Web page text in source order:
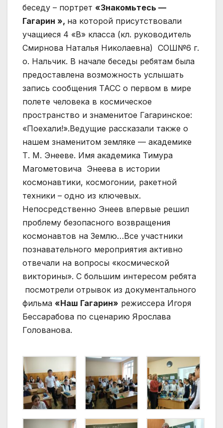
беседу – портрет «Знакомьтесь —
Гагарин », на которой присутствовали
учащиеся 4 «В» класса (кл. руководитель
Смирнова Наталья Николаевна) СОШ№6 г.
о. Нальчик. В начале беседы ребятам была
предоставлена возможность услышать
запись сообщения ТАСС о первом в мире
полете человека в космическое
пространство и знаменитое Гагаринское:
«Поехали!».Ведущие рассказали также о
нашем знаменитом земляке — академике
Т. М. Энееве. Имя академика Тимура
Магометовича Энеева в истории
космонавтики, космогонии, ракетной
техники – одно из ключевых.
Непосредственно Энеев впервые решил
проблему безопасного возвращения
космонавтов на Землю…Все участники
познавательного мероприятия активно
отвечали на вопросы «космической
викторины». С большим интересом ребята
посмотрели отрывок из документального
фильма «Наш Гагарин» режиссера Игоря
Бессарабова по сценарию Ярослава
Голованова.